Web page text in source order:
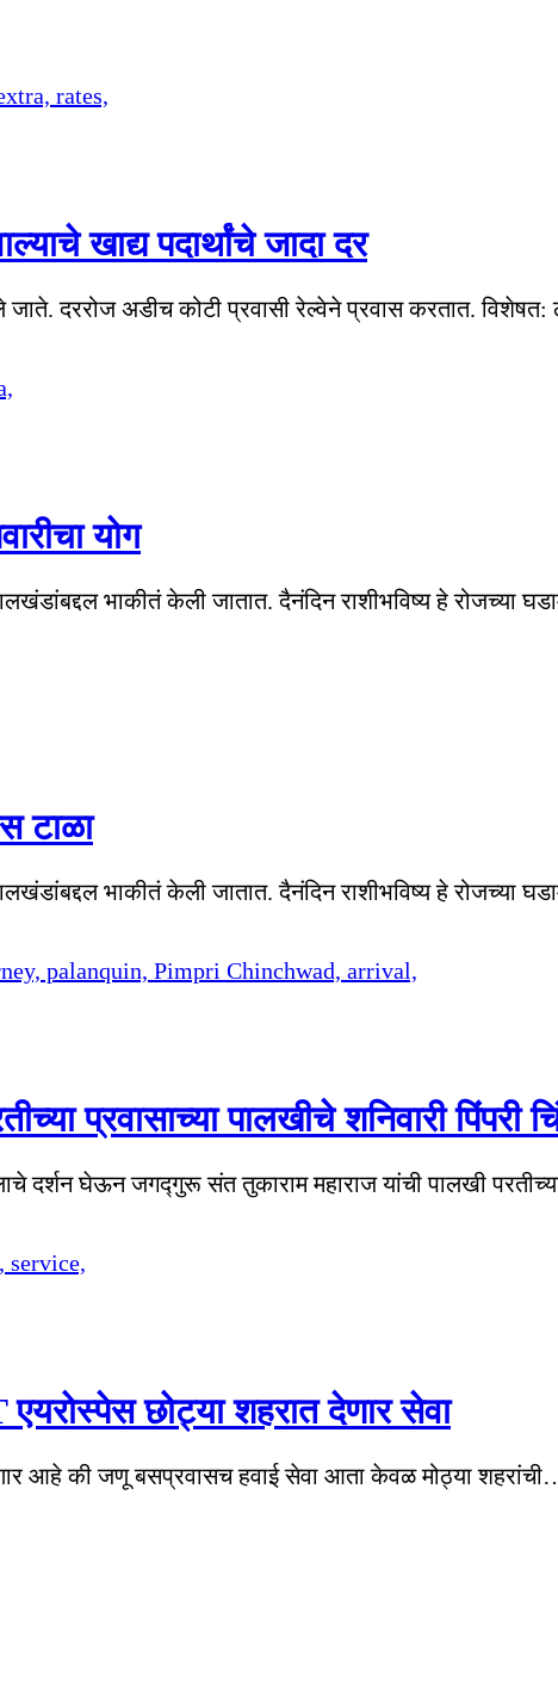
खाद्य पदार्थांचे जादा दर
जाते. दररोज अडीच कोटी प्रवासी रेल्वेने प्रवास करतात. विशेषत:
योग
भाकीतं केली जातात. दैनंदिन राशीभविष्य हे रोजच्या
टाळा
भाकीतं केली जातात. दैनंदिन राशीभविष्य हे रोजच्या
प्रवासाच्या पालखीचे शनिवारी
दर्शन घेऊन जगद्गुरू संत तुकाराम महाराज यांची पालखी
छोट्या शहरात देणार सेवा
आहे की जणू बसप्रवासच हवाई सेवा आता केवळ मोठ्या